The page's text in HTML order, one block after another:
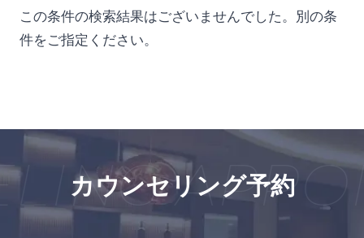
この条件の検索結果はございませんでした。別の条
件をご指定ください。
カウンセリング予約